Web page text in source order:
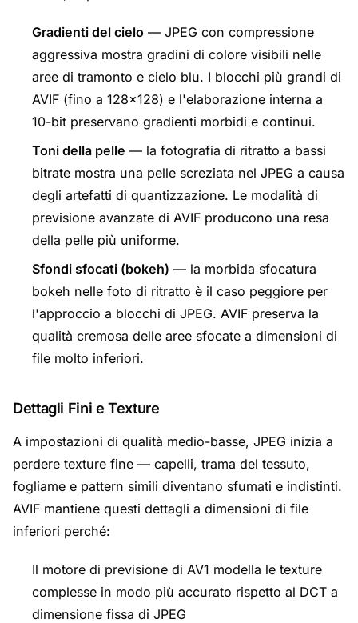
Gradienti del cielo — JPEG con compressione
aggressiva mostra gradini di colore visibili nelle
aree di tramonto e cielo blu. I blocchi più grandi di
AVIF (fino a 128×128) e l'elaborazione interna a
10-bit preservano gradienti morbidi e continui.
Toni della pelle — la fotografia di ritratto a bassi
bitrate mostra una pelle screziata nel JPEG a causa
degli artefatti di quantizzazione. Le modalità di
previsione avanzate di AVIF producono una resa
della pelle più uniforme.
Sfondi sfocati (bokeh) — la morbida sfocatura
bokeh nelle foto di ritratto è il caso peggiore per
l'approccio a blocchi di JPEG. AVIF preserva la
qualità cremosa delle aree sfocate a dimensioni di
file molto inferiori.
Dettagli Fini e Texture
A impostazioni di qualità medio-basse, JPEG inizia a
perdere texture fine — capelli, trama del tessuto,
fogliame e pattern simili diventano sfumati e indistinti.
AVIF mantiene questi dettagli a dimensioni di file
inferiori perché:
Il motore di previsione di AV1 modella le texture
complesse in modo più accurato rispetto al DCT a
dimensione fissa di JPEG